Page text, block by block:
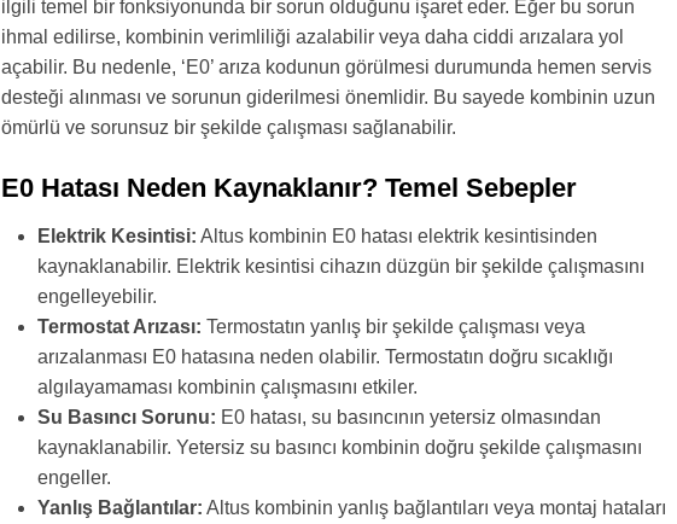
ilgili temel bir fonksiyonunda bir sorun olduğunu işaret eder. Eğer bu sorun
ihmal edilirse, kombinin verimliliği azalabilir veya daha ciddi arızalara yol
açabilir. Bu nedenle, ‘E0’ arıza kodunun görülmesi durumunda hemen servis
desteği alınması ve sorunun giderilmesi önemlidir. Bu sayede kombinin uzun
ömürlü ve sorunsuz bir şekilde çalışması sağlanabilir.
E0 Hatası Neden Kaynaklanır? Temel Sebepler
Elektrik Kesintisi: Altus kombinin E0 hatası elektrik kesintisinden
kaynaklanabilir. Elektrik kesintisi cihazın düzgün bir şekilde çalışmasını
engelleyebilir.
Termostat Arızası: Termostatın yanlış bir şekilde çalışması veya
arızalanması E0 hatasına neden olabilir. Termostatın doğru sıcaklığı
algılayamaması kombinin çalışmasını etkiler.
Su Basıncı Sorunu: E0 hatası, su basıncının yetersiz olmasından
kaynaklanabilir. Yetersiz su basıncı kombinin doğru şekilde çalışmasını
engeller.
Yanlış Bağlantılar: Altus kombinin yanlış bağlantıları veya montaj hataları